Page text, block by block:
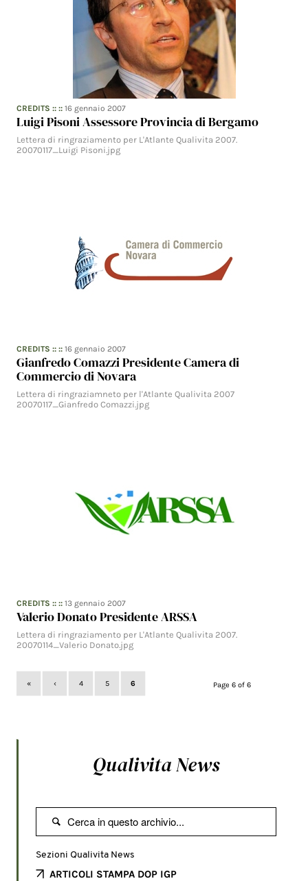
CREDITS :: ::16 gennaio 2007
Luigi Pisoni Assessore Provincia di Bergamo
Lettera di ringraziamento per L'Atlante Qualivita 2007.
20070117_Luigi Pisoni.jpg
CREDITS :: ::16 gennaio 2007
Gianfredo Comazzi Presidente Camera di
Commercio di Novara
Lettera di ringraziamneto per l'Atlante Qualivita 2007
20070117_Gianfredo Comazzi.jpg
CREDITS :: ::13 gennaio 2007
Valerio Donato Presidente ARSSA
Lettera di ringraziamento per L'Atlante Qualivita 2007.
20070114_Valerio Donato.jpg
Page 6 of 6
« ‹ 4 5 6
Qualivita News

Sezioni Qualivita News
ARTICOLI STAMPA DOP IGP